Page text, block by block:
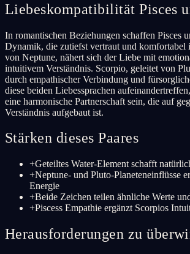
Liebeskompatibilität Pisces
In romantischen Beziehungen schaffen Pisces
Dynamik, die zutiefst vertraut und komfortabel
von Neptune, nähert sich der Liebe mit
intuitivem Verständnis. Scorpio, geleitet von
durch empathischer Verbindung und
diese beiden Liebessprachen
eine harmonische Partnerschaft sein, die auf
Verständnis aufgebaut ist.
Stärken dieses Paares
+Geteiltes Water-Element schafft
+Neptune- und Pluto-Planeteneinflüsse
Energie
+Beide Zeichen teilen ähnliche Werte
+Piscess Empathie ergänzt Scorpios
Herausforderungen zu